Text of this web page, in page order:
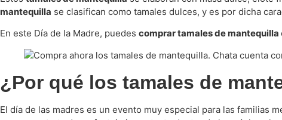
mantequilla se clasifican como tamales dulces, y es por dicha
En este Día de la Madre, puedes comprar tamales de mantequilla
¿Por qué los tamales de
El día de las madres es un evento muy especial para las familias